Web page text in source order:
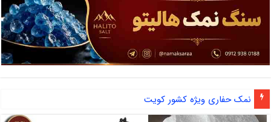
نمک حفاری ویژه کشور کویت